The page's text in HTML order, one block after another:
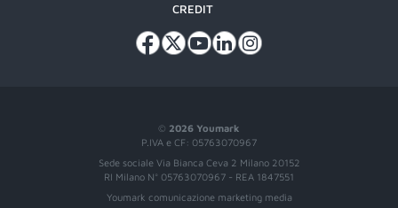
© 2026 Youmark
P.IVA e CF: 05763070967
Sede sociale Via Bianca Ceva 2 Milano 20152
RI Milano N° 05763070967 - REA 1847551
Youmark comunicazione marketing media
CREDIT